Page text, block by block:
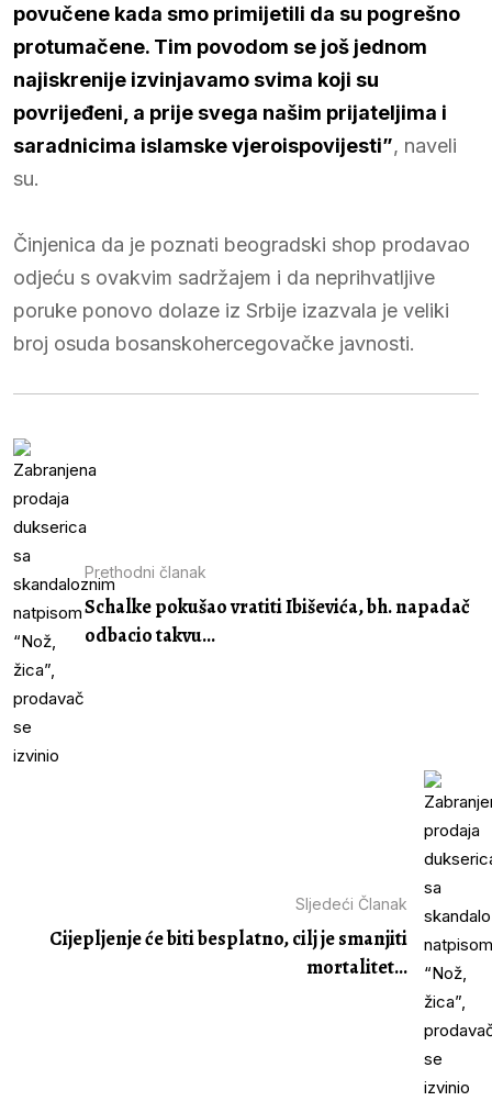
povučene kada smo primijetili da su pogrešno
protumačene. Tim povodom se još jednom
najiskrenije izvinjavamo svima koji su
povrijeđeni, a prije svega našim prijateljima i
saradnicima islamske vjeroispovijesti”, naveli
su.
Činjenica da je poznati beogradski shop prodavao
odjeću s ovakvim sadržajem i da neprihvatljive
poruke ponovo dolaze iz Srbije izazvala je veliki
broj osuda bosanskohercegovačke javnosti.
Prethodni članak
Schalke pokušao vratiti Ibiševića, bh. napadač
odbacio takvu...
Sljedeći Članak
Cijepljenje će biti besplatno, cilj je smanjiti
mortalitet...